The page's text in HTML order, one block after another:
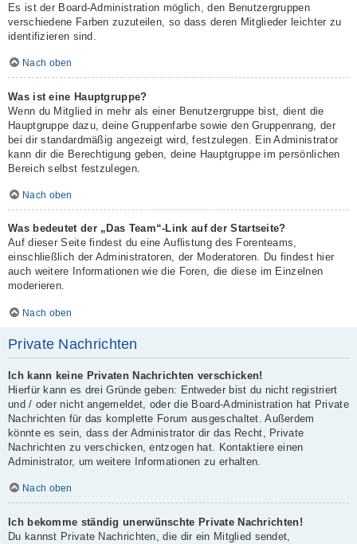
Es ist der Board-Administration möglich, den Benutzergruppen
verschiedene Farben zuzuteilen, so dass deren Mitglieder leichter zu
identifizieren sind.
Nach oben
Was ist eine Hauptgruppe?
Wenn du Mitglied in mehr als einer Benutzergruppe bist, dient die
Hauptgruppe dazu, deine Gruppenfarbe sowie den Gruppenrang, der
bei dir standardmäßig angezeigt wird, festzulegen. Ein Administrator
kann dir die Berechtigung geben, deine Hauptgruppe im persönlichen
Bereich selbst festzulegen.
Nach oben
Was bedeutet der „Das Team“-Link auf der Startseite?
Auf dieser Seite findest du eine Auflistung des Forenteams,
einschließlich der Administratoren, der Moderatoren. Du findest hier
auch weitere Informationen wie die Foren, die diese im Einzelnen
moderieren.
Nach oben
Private Nachrichten
Ich kann keine Privaten Nachrichten verschicken!
Hierfür kann es drei Gründe geben: Entweder bist du nicht registriert
und / oder nicht angemeldet, oder die Board-Administration hat Private
Nachrichten für das komplette Forum ausgeschaltet. Außerdem
könnte es sein, dass der Administrator dir das Recht, Private
Nachrichten zu verschicken, entzogen hat. Kontaktiere einen
Administrator, um weitere Informationen zu erhalten.
Nach oben
Ich bekomme ständig unerwünschte Private Nachrichten!
Du kannst Private Nachrichten, die dir ein Mitglied sendet,